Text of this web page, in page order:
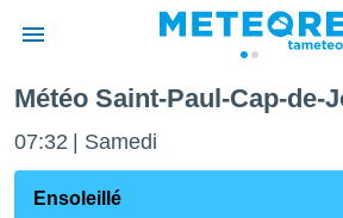
de
Météo Saint-Paul-Cap-de-
07:32 Samedi
Ensoleillé